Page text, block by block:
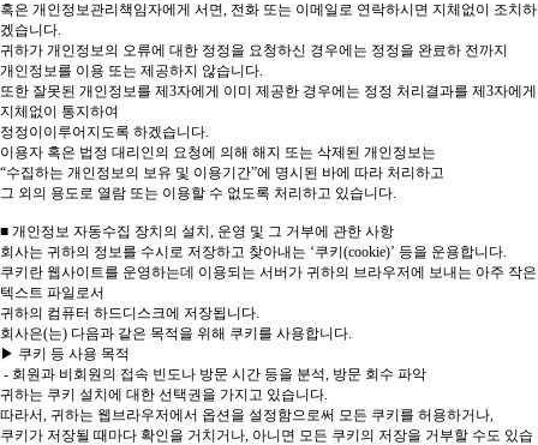
혹은 개인정보관리책임자에게 서면, 전화 또는 이메일로 연락하시면 지체없이 조치하
겠습니다.
귀하가 개인정보의 오류에 대한 정정을 요청하신 경우에는 정정을 완료하 전까지
개인정보를 이용 또는 제공하지 않습니다.
또한 잘못된 개인정보를 제3자에게 이미 제공한 경우에는 정정 처리결과를 제3자에게
지체없이 통지하여
정정이이루어지도록 하겠습니다.
이용자 혹은 법정 대리인의 요청에 의해 해지 또는 삭제된 개인정보는
“수집하는 개인정보의 보유 및 이용기간”에 명시된 바에 따라 처리하고
그 외의 용도로 열람 또는 이용할 수 없도록 처리하고 있습니다.
■ 개인정보 자동수집 장치의 설치, 운영 및 그 거부에 관한 사항
회사는 귀하의 정보를 수시로 저장하고 찾아내는 ‘쿠키(cookie)’ 등을 운용합니다.
쿠키란 웹사이트를 운영하는데 이용되는 서버가 귀하의 브라우저에 보내는 아주 작은
텍스트 파일로서
귀하의 컴퓨터 하드디스크에 저장됩니다.
회사은(는) 다음과 같은 목적을 위해 쿠키를 사용합니다.
▶ 쿠키 등 사용 목적
- 회원과 비회원의 접속 빈도나 방문 시간 등을 분석, 방문 회수 파악
귀하는 쿠키 설치에 대한 선택권을 가지고 있습니다.
따라서, 귀하는 웹브라우저에서 옵션을 설정함으로써 모든 쿠키를 허용하거나,
쿠키가 저장될 때마다 확인을 거치거나, 아니면 모든 쿠키의 저장을 거부할 수도 있습